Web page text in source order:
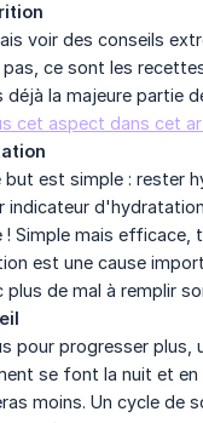
voir des conseils
pas, ce sont les
déjà la majeure partie
cet aspect dans cet
but est simple : rester
indicateur
Simple mais efficace,
est une cause
plus de mal à remplir
pour progresser plus,
se font la nuit et
moins. Un cycle de